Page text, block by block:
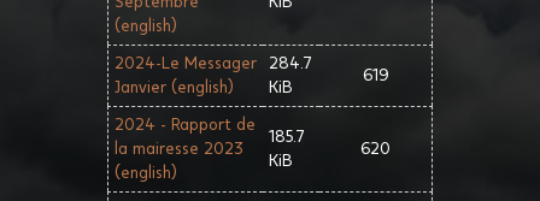
(english)
2024-Le Messager
Janvier (english)
284.7
KiB
619
2024 - Rapport de
la mairesse 2023
(english)
185.7
KiB
620